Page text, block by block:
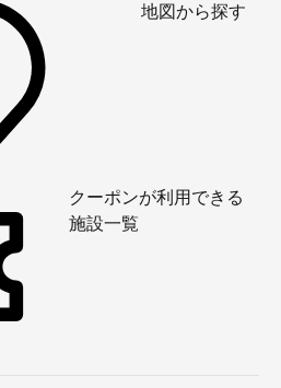
地図から探す
クーポンが利用できる
施設一覧